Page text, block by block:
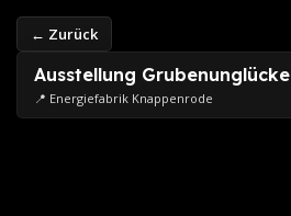
← Zurück
Ausstellung Grubenunglücke
📍 Energiefabrik Knappenrode